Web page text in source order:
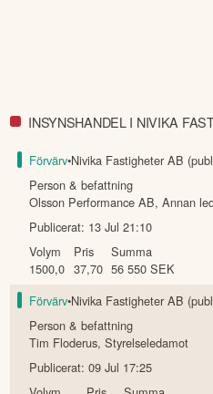
INSYNSHANDEL I NIVIKA
Förvärv•Nivika Fastigheter AB
Person & befattning
Olsson Performance AB,Annan
Publicerat: 13 Jul 21:10
Volym
1500,0
Pris
37,70
Summa
56 550 SEK
Förvärv•Nivika Fastigheter AB
Person & befattning
Tim Floderus,Styrelseledamot
Publicerat:09 Jul 17:25